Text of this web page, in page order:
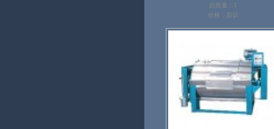
衣机
起批量：1
价格：面议